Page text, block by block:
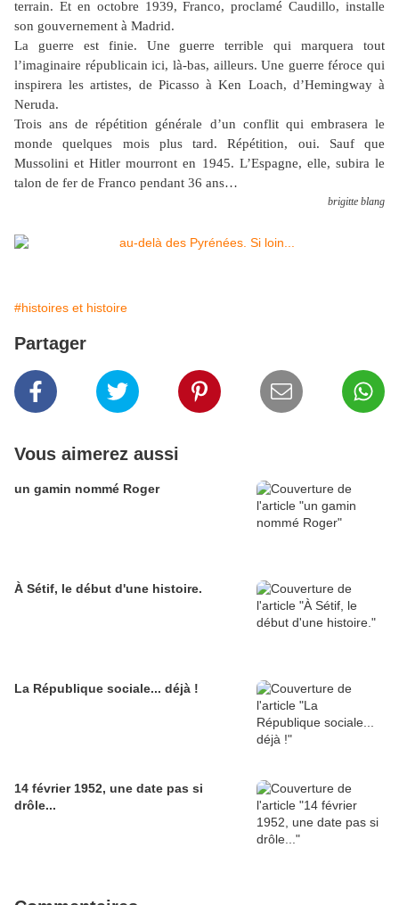
terrain. Et en octobre 1939, Franco, proclamé Caudillo, installe
son gouvernement à Madrid.
La guerre est finie. Une guerre terrible qui marquera tout
l’imaginaire républicain ici, là-bas, ailleurs. Une guerre féroce qui
inspirera les artistes, de Picasso à Ken Loach, d’Hemingway à
Neruda.
Trois ans de répétition générale d’un conflit qui embrasera le
monde quelques mois plus tard. Répétition, oui. Sauf que
Mussolini et Hitler mourront en 1945. L’Espagne, elle, subira le
talon de fer de Franco pendant 36 ans…
brigitte blang
#histoires et histoire
Partager
Vous aimerez aussi
un gamin nommé Roger
À Sétif, le début d'une histoire.
La République sociale... déjà !
14 février 1952, une date pas si
drôle...